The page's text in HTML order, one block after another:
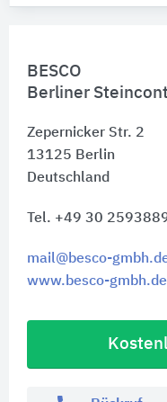
BESCO
Berliner
Zepernicker Str. 2
13125 Berlin
Deutschland
Tel. +49 30
mail@besco-
www.besco-gmbh.de